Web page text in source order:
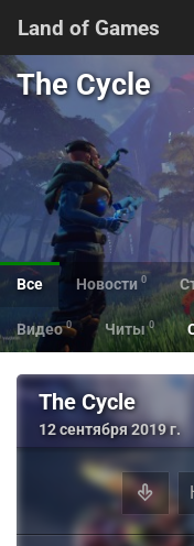
Land of Games
The Cycle
Все Новости 0
Видео 0 Читы 0
The Cycle
12 сентября 2019 г.